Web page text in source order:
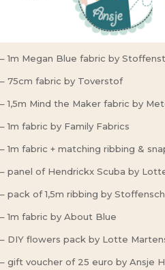
– 1m Megan Blue fabric by
– 75cm fabric by Toverstof
– 1,5m Mind the Maker fabric by
– 1m fabric by Family Fabrics
– 1m fabric + matching ribbing &
– panel of Hendrickx Scuba by
– pack of 1,5m ribbing by
– 1m fabric by About Blue
– DIY flowers pack by Lotte
– gift voucher of 25 euro by Ansje